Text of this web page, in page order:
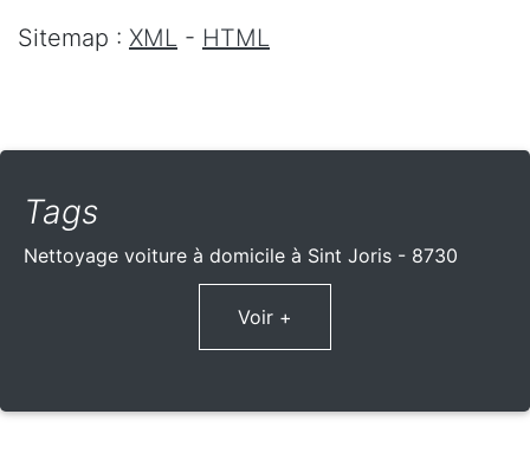
Sitemap : XML - HTML
Tags
Nettoyage voiture à domicile à Sint Joris - 8730
Voir +